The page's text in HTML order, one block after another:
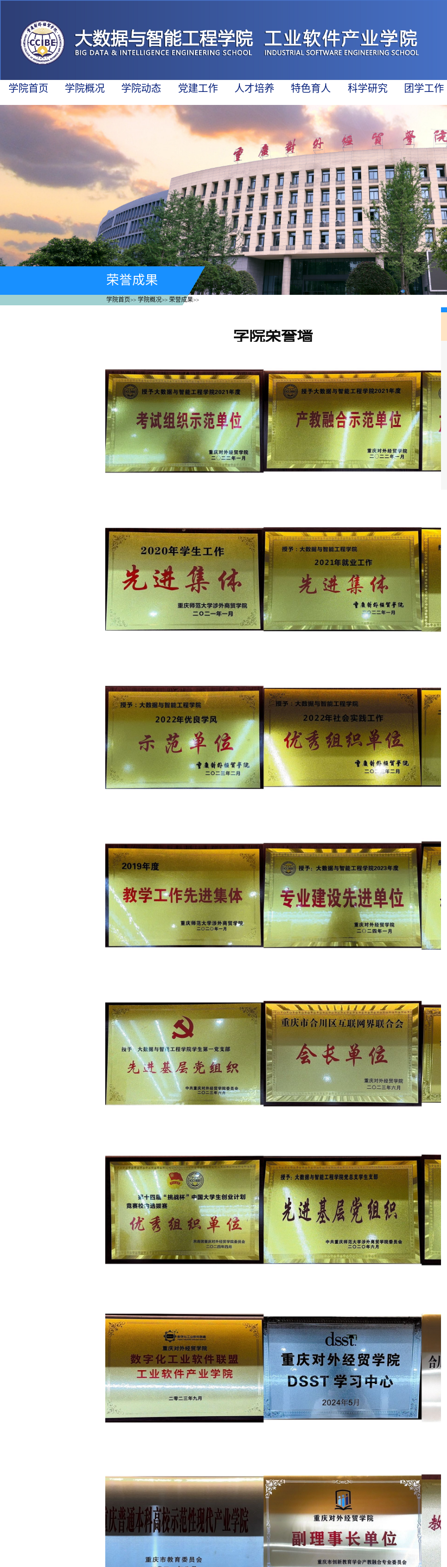
学院首页 学院概况 学院动态 党建工作 人才培养 特色育人 科学研究 团学工作
荣誉成果
学院首页>> 学院概况>> 荣誉成果>>
学院荣誉墙